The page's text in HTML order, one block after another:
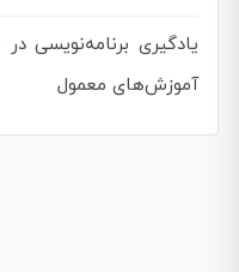
آموزش‌های معمول